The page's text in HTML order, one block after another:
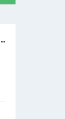
A
ppartement A louer Bonandjo